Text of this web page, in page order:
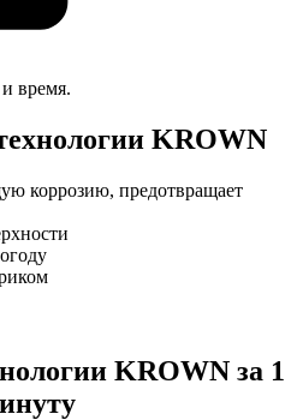
время.
KROWN
коррозию, предотвращает
KROWN за 1